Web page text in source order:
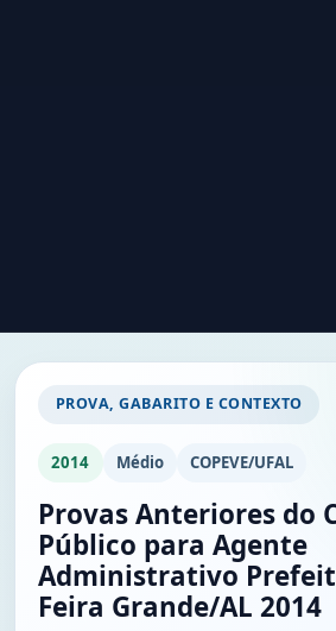
PROVA, GABARITO E CONTEXTO
2014 Médio COPEVE/UFAL
Provas Anteriores do
Público para Agente
Administrativo
Feira Grande/AL 2014